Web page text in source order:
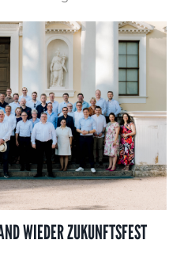
WIEDER ZUKUNFTSFEST